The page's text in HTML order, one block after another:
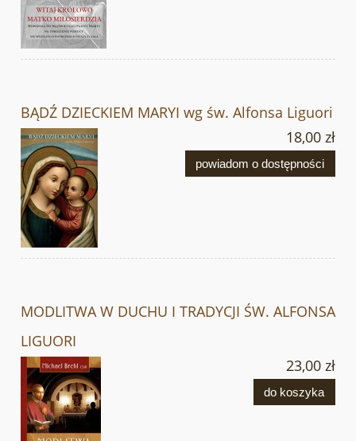
BĄDŹ DZIECKIEM MARYI wg św. Alfonsa Liguori
18,00 zł
powiadom o dostępności
MODLITWA W DUCHU I TRADYCJI ŚW. ALFONSA
LIGUORI
23,00 zł
do koszyka